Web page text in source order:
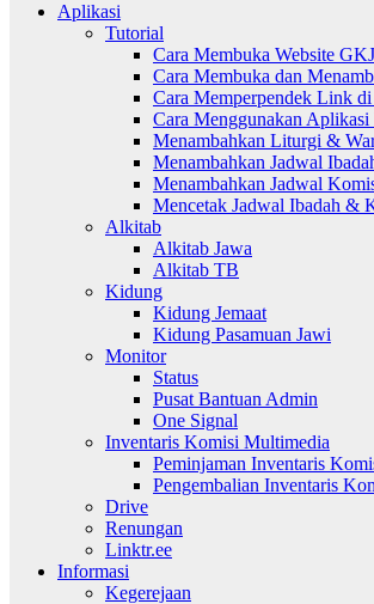
Aplikasi
Tutorial
Cara Membuka Website
Cara Membuka dan
Cara Memperpendek Link di
Cara Menggunakan Aplikasi
Menambahkan Liturgi &
Menambahkan Jadwal
Menambahkan Jadwal
Mencetak Jadwal Ibadah &
Alkitab
Alkitab Jawa
Alkitab TB
Kidung
Kidung Jemaat
Kidung Pasamuan Jawi
Monitor
Status
Pusat Bantuan Admin
One Signal
Inventaris Komisi Multimedia
Peminjaman Inventaris
Pengembalian Inventaris
Drive
Renungan
Linktr.ee
Informasi
Kegerejaan